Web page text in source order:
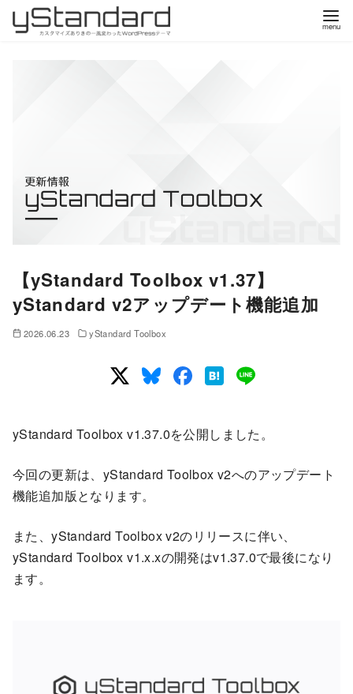
【yStandard Toolbox v1.37】
yStandard v2アップデート機能追加
2026.06.23 yStandard Toolbox
yStandard Toolbox v1.37.0を公開しました。
今回の更新は、yStandard Toolbox v2へのアップデート
機能追加版となります。
また、yStandard Toolbox v2のリリースに伴い、
yStandard Toolbox v1.x.xの開発はv1.37.0で最後になり
ます。